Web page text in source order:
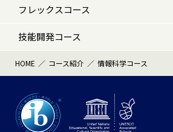
フレックスコース
技能開発コース
HOME コース紹介 情報科学コース